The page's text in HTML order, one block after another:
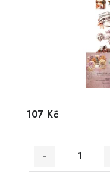
107 Kč